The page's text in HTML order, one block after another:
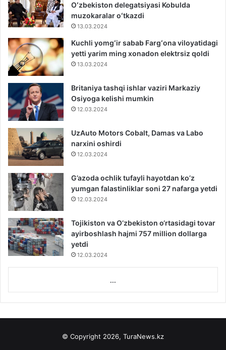
Oʻzbekiston delegatsiyasi Kobulda
muzokaralar oʻtkazdi
13.03.2024
Kuchli yomgʻir sabab Fargʻona viloyatidagi
yetti yarim ming xonadon elektrsiz qoldi
13.03.2024
Britaniya tashqi ishlar vaziri Markaziy
Osiyoga kelishi mumkin
12.03.2024
UzAuto Motors Cobalt, Damas va Labo
narxini oshirdi
12.03.2024
G’azoda ochlik tufayli hayotdan ko’z
yumgan falastinliklar soni 27 nafarga yetdi
12.03.2024
Tojikiston va O‘zbekiston o‘rtasidagi tovar
ayirboshlash hajmi 757 million dollarga
yetdi
12.03.2024
...
© Copyright 2026, TuraNews.kz